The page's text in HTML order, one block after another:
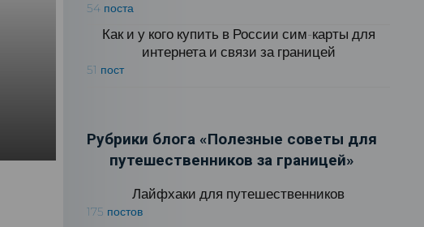
54 поста
Как и у кого купить в России сим-карты для
интернета и связи за границей
51 пост
Рубрики блога «Полезные советы для
путешественников за границей»
Лайфхаки для путешественников
175 постов